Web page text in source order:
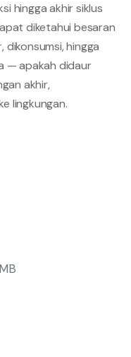
hingga akhir siklus
diketahui besaran
dikonsumsi, hingga
— apakah didaur
akhir,
lingkungan.